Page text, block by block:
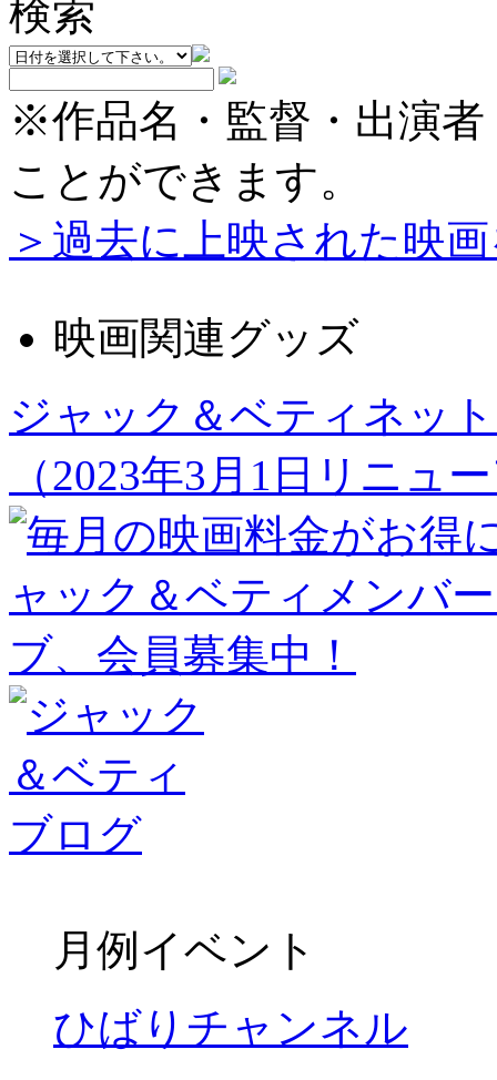
※作品名・監督・出演
ことができます。
＞過去に上映された映
映画関連グッズ
ジャック＆ベティネッ
（2023年3月1日リニュ
月例イベント
ひばりチャンネル